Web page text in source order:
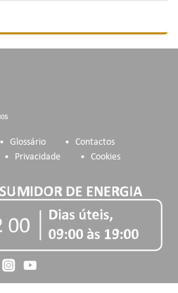
Glossário
Contactos
Privacidade Cookies